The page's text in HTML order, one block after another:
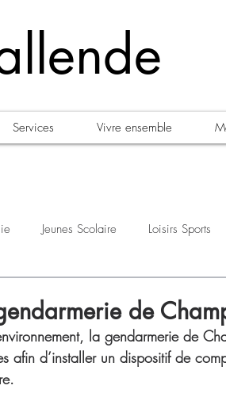
Services Vivre ensemble
Jeunes Scolaire Loisirs Sports
de
la gendarmerie de
afin d’installer un dispositif de